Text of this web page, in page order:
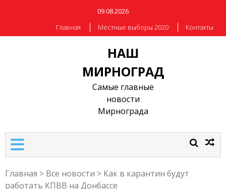
09.08.2026
Главная
Местные выборы 2020 Контакты
НАШ
МИРНОГРАД
Самые главные
новости
Мирнограда
Главная > Все новости > Как в карантин будут
работать КПВВ на Донбассе